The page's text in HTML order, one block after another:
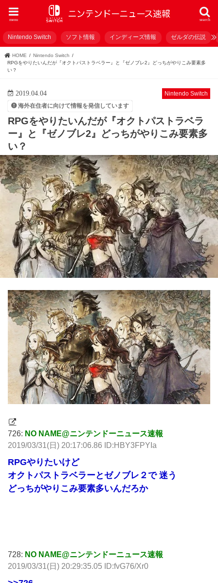
search
menu
Nintendo Switch ソフト情報 インディーズ情報 ゼルダの伝説
HOME
Nintendo Switch
RPGをやりたいんだが『オクトパストラベラー』と『ゼノブレ2』どっちがやりこみ要素多
い？
Nintendo Switch
2019.04.04
海外在住者に向けて情報を発信しています
RPGをやりたいんだが『オクトパストラベラ
ー』と『ゼノブレ2』どっちがやりこみ要素多
い？
726: NO NAME@ニンテンドーニュース速報
2019/03/31(日) 20:17:06.86 ID:HBY3FPYIa
RPGやりたいけど
オクトパストラベラーとゼノブレ２で 迷う
どっちがやりこみ要素多いんだろか
728: NO NAME@ニンテンドーニュース速報
2019/03/31(日) 20:29:35.05 ID:fvG76/Xr0